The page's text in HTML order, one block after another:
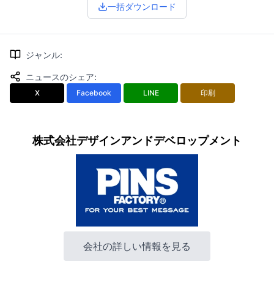
一括ダウンロード
ジャンル:
ニュースのシェア:
X Facebook LINE 印刷
株式会社デザインアンドデベロップメント
会社の詳しい情報を見る